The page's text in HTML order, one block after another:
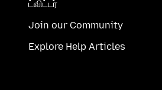
ட்விட்டர்
Join our Community
Explore Help Articles